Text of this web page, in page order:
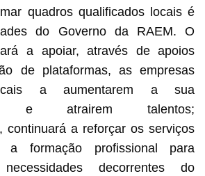
quadros qualificados locais é
do Governo da RAEM. O
a apoiar, através de apoios
de plataformas, as empresas
a aumentarem a sua
e atrairem talentos;
continuará a reforçar os serviços
formação profissional para
decorrentes do